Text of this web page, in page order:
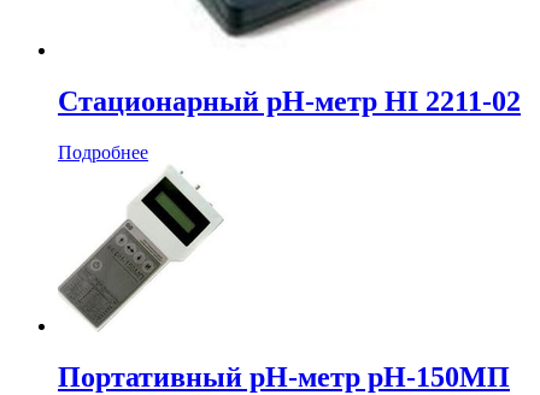
Стационарный рН-метр HI 2211-02
Подробнее
Портативный рН-метр рН-150МП